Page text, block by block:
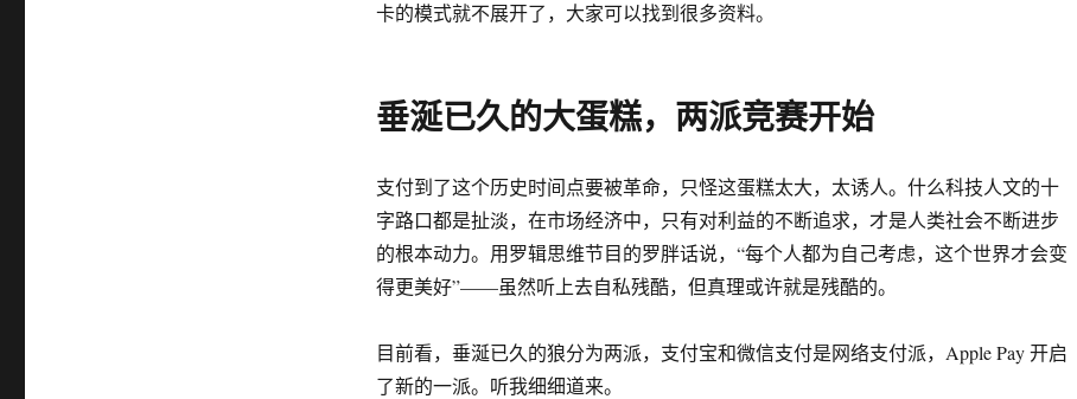
卡的模式就不展开了，大家可以找到很多资料。
垂涎已久的大蛋糕，两派竞赛开始
支付到了这个历史时间点要被革命，只怪这蛋糕太大，太诱人。什么科技人文的十
字路口都是扯淡，在市场经济中，只有对利益的不断追求，才是人类社会不断进步
的根本动力。用罗辑思维节目的罗胖话说，“每个人都为自己考虑，这个世界才会变
得更美好”——虽然听上去自私残酷，但真理或许就是残酷的。
目前看，垂涎已久的狼分为两派，支付宝和微信支付是网络支付派，Apple Pay 开启
了新的一派。听我细细道来。